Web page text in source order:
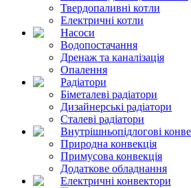
Твердопаливні котли
Електричні котли
Насоси
Водопостачання
Дренаж та каналізація
Опалення
Радіатори
Біметалеві радіатори
Дизайнерські радіатори
Сталеві радіатори
Внутрішньопідлогові
Природна конвекція
Примусова конвекція
Додаткове обладнання
Електричні конвектори